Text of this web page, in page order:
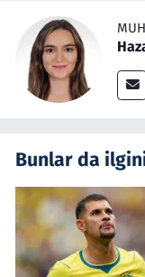
Bunlar da